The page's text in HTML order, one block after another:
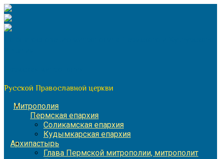
Перейти
к
содержимому
Русской Православной церкви
Митрополия
Пермская епархия
Соликамская епархия
Кудымкарская епархия
Архипастырь
Глава Пермской митрополии, митрополит